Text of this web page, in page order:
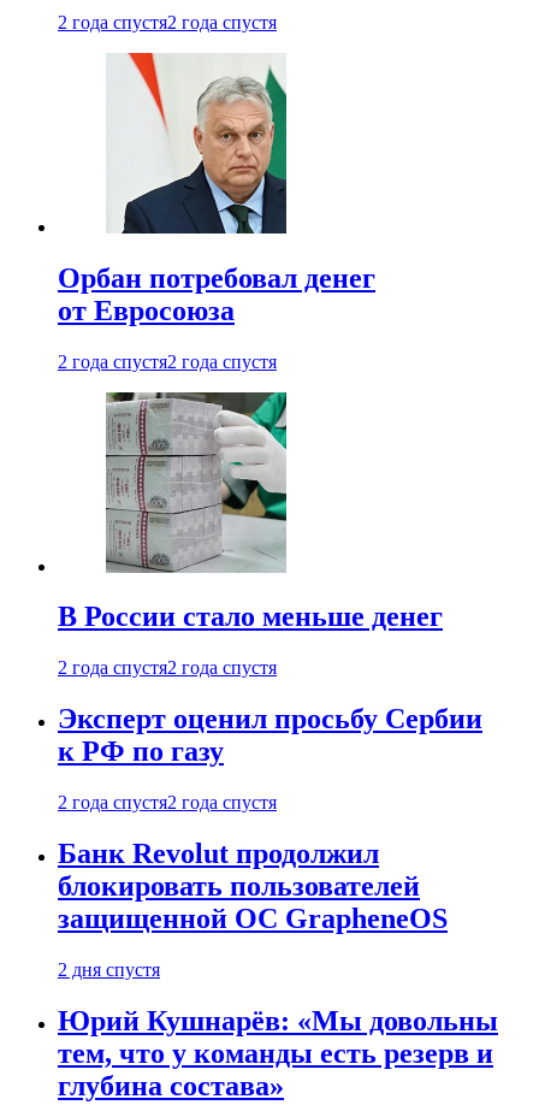
2 года спустя2 года спустя
Орбан потребовал денег
от Евросоюза
2 года спустя2 года спустя
В России стало меньше денег
2 года спустя2 года спустя
Эксперт оценил просьбу Сербии
к РФ по газу
2 года спустя2 года спустя
Банк Revolut продолжил
блокировать пользователей
защищенной ОС GrapheneOS
2 дня спустя
Юрий Кушнарёв: «Мы довольны
тем, что у команды есть резерв и
глубина состава»